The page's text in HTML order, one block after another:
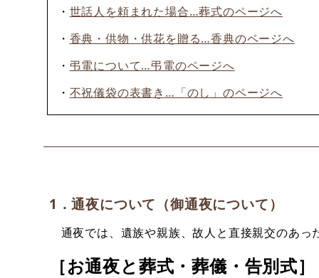
・ 世話人を頼まれた場合…葬式のページへ
・ 香典・供物・供花を贈る…香典のページへ
・ 弔電について…弔電のページへ
・ 不祝儀袋の表書き…「のし」のページへ
1．通夜について（御通夜について）
通夜では、遺族や親族、故人と直接親交のあっ
［お通夜と葬式・葬儀・告別式］